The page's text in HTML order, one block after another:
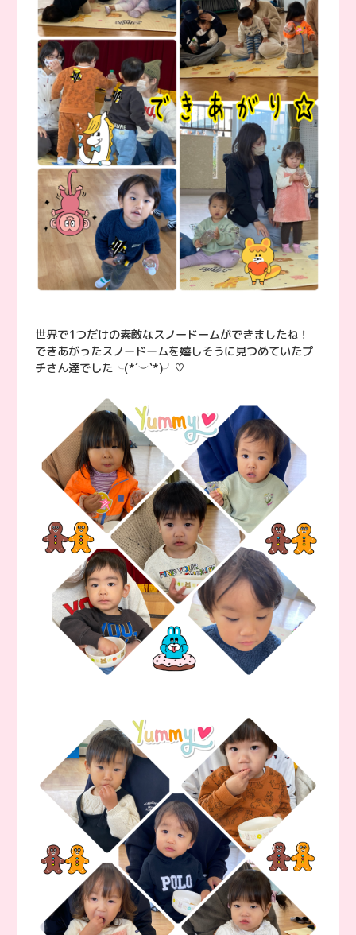
世界で1つだけの素敵なスノードームができましたね！
できあがったスノードームを嬉しそうに見つめていたプ
チさん達でした╰(*´︶`*)╯♡